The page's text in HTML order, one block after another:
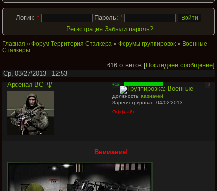
Логин: * Пароль: *
Регистрация Забыли пароль?
Главная » Форум Территория Сталкера » Форумы группировок » Военные
Сталкеры
616 ответов [Последнее сообщение]
Ср, 03/27/2013 - 12:53
Арсенал ВС \|/ +16 -0
Должность:Казначей
Зарегистрирован: 04/02/2013
Оффлайн
Внимание!